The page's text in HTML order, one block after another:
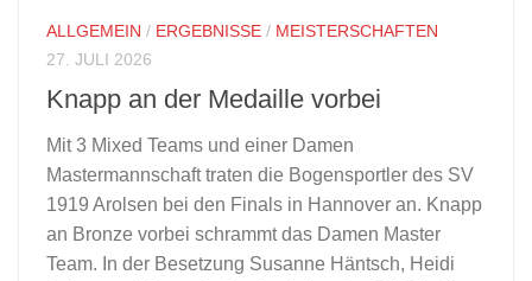
ALLGEMEIN / ERGEBNISSE / MEISTERSCHAFTEN
27. JULI 2026
Knapp an der Medaille vorbei
Mit 3 Mixed Teams und einer Damen
Mastermannschaft traten die Bogensportler des SV
1919 Arolsen bei den Finals in Hannover an. Knapp
an Bronze vorbei schrammt das Damen Master
Team. In der Besetzung Susanne Häntsch, Heidi